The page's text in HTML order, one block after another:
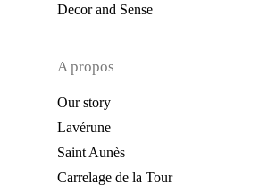
Decor and Sense
A propos
Our story
Lavérune
Saint Aunès
Carrelage de la Tour